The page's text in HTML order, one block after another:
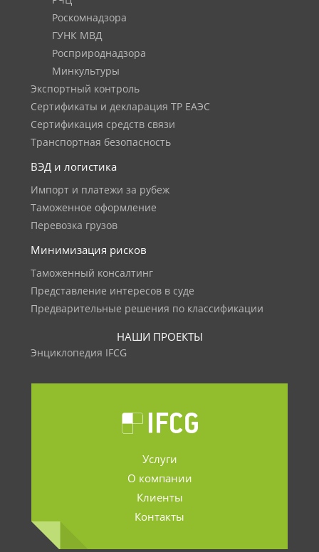
Роскомнадзора
ГУНК МВД
Росприроднадзора
Минкультуры
Экспортный контроль
Сертификаты и декларация ТР ЕАЭС
Сертификация средств связи
Транспортная безопасность
ВЭД и логистика
Импорт и платежи за рубеж
Таможенное оформление
Перевозка грузов
Минимизация рисков
Таможенный консалтинг
Представление интересов в суде
Предварительные решения по классификации
НАШИ ПРОЕКТЫ
Энциклопедия IFCG
Услуги
О компании
Клиенты
Контакты